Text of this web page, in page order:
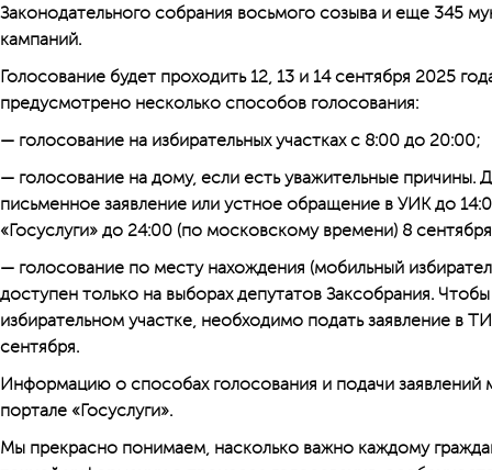
Законодательного собрания восьмого созыва и еще 345
кампаний.
Голосование будет проходить 12, 13 и 14 сентября 2025
предусмотрено несколько способов голосования:
— голосование на избирательных участках с 8:00 до 20:00;
— голосование на дому, если есть уважительные причины.
письменное заявление или устное обращение в УИК до
«Госуслуги» до 24:00 (по московскому времени) 8
— голосование по месту нахождения (мобильный
доступен только на выборах депутатов Заксобрания.
избирательном участке, необходимо подать заявление в
сентября.
Информацию о способах голосования и подачи заявлений
портале «Госуслуги».
Мы прекрасно понимаем, насколько важно каждому